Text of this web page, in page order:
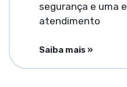
segurança e uma
atendimento
Saiba mais »